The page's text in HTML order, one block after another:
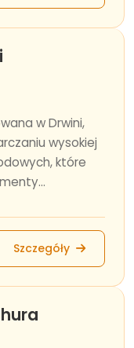
w Drwini,
wysokiej
które
Szczegóły